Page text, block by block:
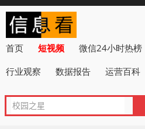
首页 短视频 微信24小时热榜
行业观察
数据报告 运营百科